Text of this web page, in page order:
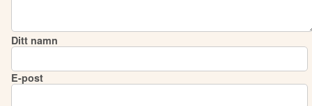
Ditt namn
E-post